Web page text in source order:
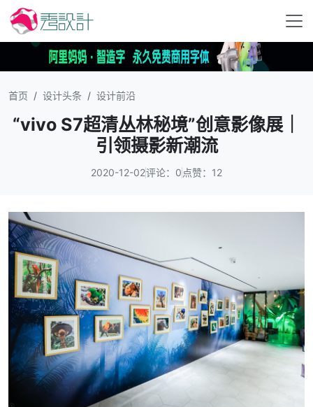
首页 设计头条 设计前沿
“vivo S7超清丛林秘境”创意影像展｜
引领摄影新潮流
2020-12-02评论：0 点赞：12